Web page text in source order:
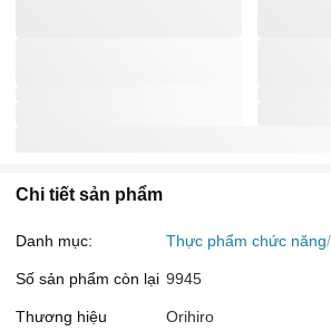
Chi tiết sản phẩm
Danh mục: Thực phẩm chức năng
Số sản phẩm còn lại 9945
Thương hiệu Orihiro